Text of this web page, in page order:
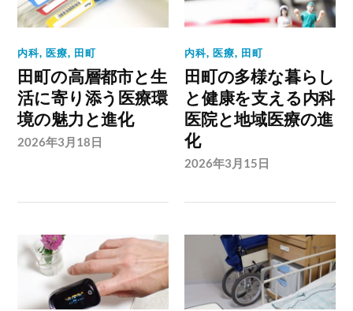
内科,医療, 田町
田町の高層都市と生
活に寄り添う医療環
境の魅力と進化
2026年3月18日
内科,医療, 田町
田町の多様な暮らし
と健康を支える内科
医院と地域医療の進
化
2026年3月15日